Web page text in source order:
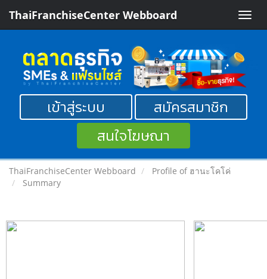
Toggle
ThaiFranchiseCenter Webboard
เข้าสู่ระบบ
สมัครสมาชิก
สนใจโฆษณา
ThaiFranchiseCenter Webboard
Profile of ฮานะโคโค่
Summary